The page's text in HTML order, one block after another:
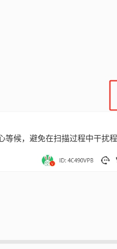
候，避免在扫描过程中干扰程